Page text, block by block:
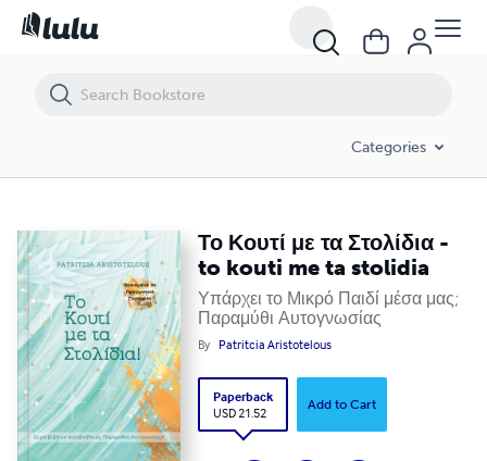
Categories
Το Κουτί με τα Στολίδια -
to kouti me ta stolidia
Υπάρχει το Μικρό Παιδί μέσα μας;
Παραμύθι Αυτογνωσίας
By Patritcia Aristotelous
Paperback
USD 21.52
Add to Cart
Το Κουτί με τα Στολίδια - to kouti me ta stolidia